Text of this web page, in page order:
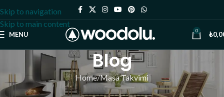
Skip to navigation
Skip to main content
MENU 0 ₺
Blog
Home Masa Takvimi
MASA TAKVIMI